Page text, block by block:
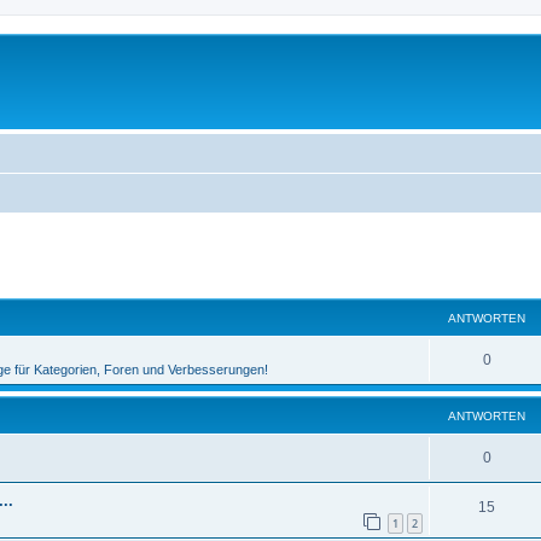
ANTWORTEN
für Kategorien, Foren und Verbesserungen!
0A
n
t
w
o
r
ANTWORTEN
0A
n
1 2
15
n